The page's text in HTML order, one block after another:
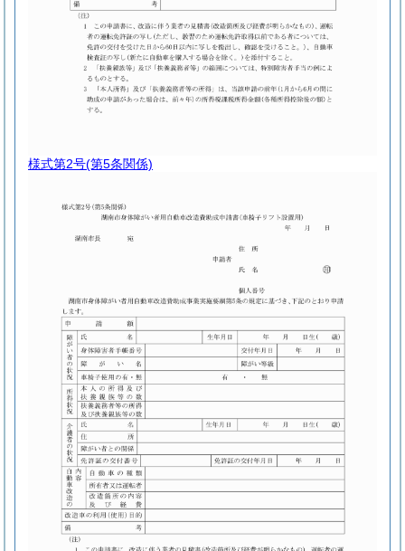
様式第2号(第5条関係)